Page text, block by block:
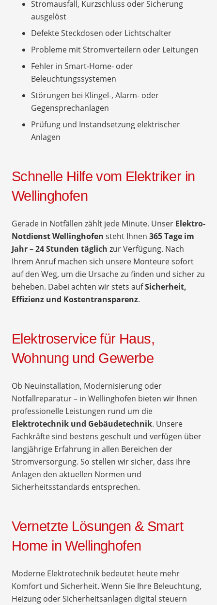
Stromausfall, Kurzschluss oder Sicherung
ausgelöst
Defekte Steckdosen oder Lichtschalter
Probleme mit Stromverteilern oder Leitungen
Fehler in Smart-Home- oder
Beleuchtungssystemen
Störungen bei Klingel-, Alarm- oder
Gegensprechanlagen
Prüfung und Instandsetzung elektrischer
Anlagen
Schnelle Hilfe vom Elektriker in
Wellinghofen
Gerade in Notfällen zählt jede Minute. Unser Elektro-
Notdienst Wellinghofen steht Ihnen 365 Tage im
Jahr – 24 Stunden täglich zur Verfügung. Nach
Ihrem Anruf machen sich unsere Monteure sofort
auf den Weg, um die Ursache zu finden und sicher zu
beheben. Dabei achten wir stets aufSicherheit,
Effizienz und Kostentransparenz.
Elektroservice für Haus,
Wohnung und Gewerbe
Ob Neuinstallation, Modernisierung oder
Notfallreparatur – in Wellinghofen bieten wir Ihnen
professionelle Leistungen rund um die
Elektrotechnik und Gebäudetechnik. Unsere
Fachkräfte sind bestens geschult und verfügen über
langjährige Erfahrung in allen Bereichen der
Stromversorgung. So stellen wir sicher, dass Ihre
Anlagen den aktuellen Normen und
Sicherheitsstandards entsprechen.
Vernetzte Lösungen & Smart
Home in Wellinghofen
Moderne Elektrotechnik bedeutet heute mehr
Komfort und Sicherheit. Wenn Sie Ihre Beleuchtung,
Heizung oder Sicherheitsanlagen digital steuern